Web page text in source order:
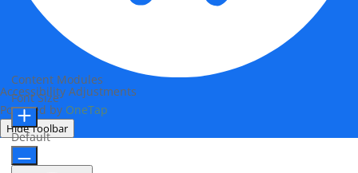
Accessibility Adjustments
Powered by OneTap
Hide Toolbar
Content Modules
Font Size
Default